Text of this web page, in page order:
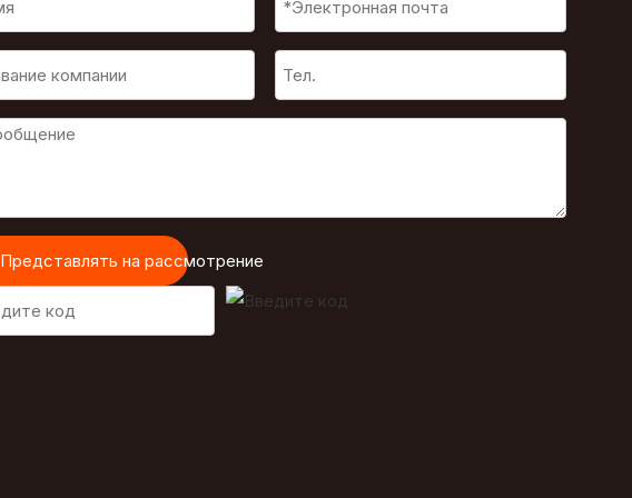
Представлять на рассмотрение